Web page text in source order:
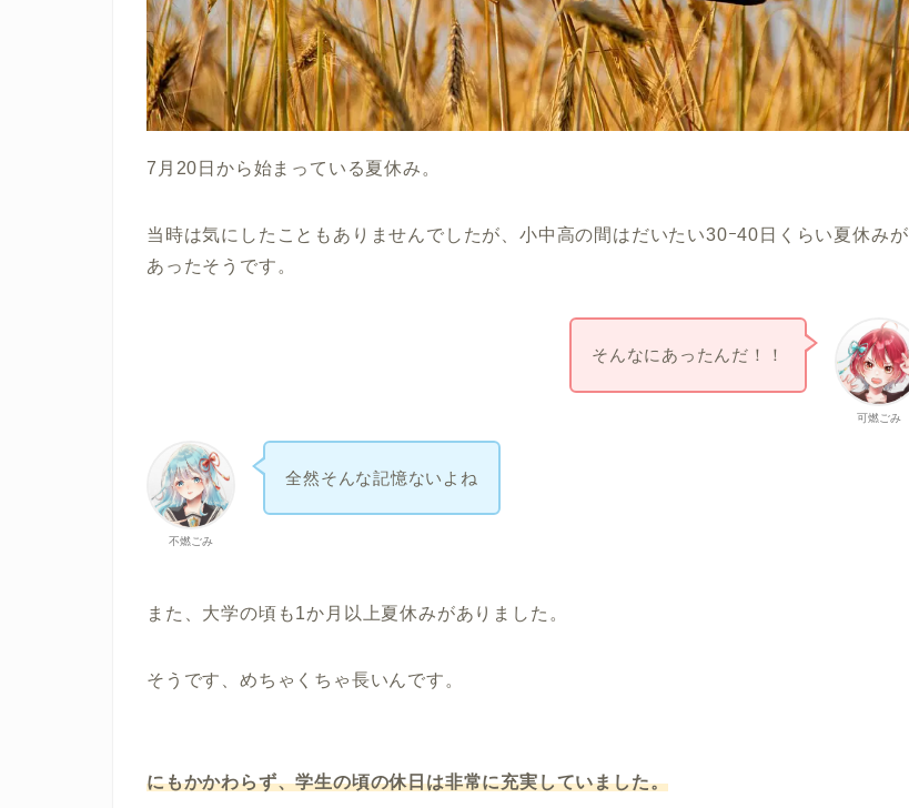
7月20日から始まっている夏休み。
当時は気にしたこともありませんでしたが、小中高の間はだいたい30ｰ40日くらい夏休みが
あったそうです。
可燃ごみ
そんなにあったんだ！！
不燃ごみ
全然そんな記憶ないよね
また、大学の頃も1か月以上夏休みがありました。
そうです、めちゃくちゃ長いんです。
にもかかわらず、学生の頃の休日は非常に充実していました。